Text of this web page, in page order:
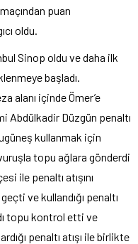
puan
oldu.
Sinop oldu ve daha ilk
başladı.
alanı içinde Ömer’e
Abdülkadir Düzgün penaltı
kullanmak için
topu ağlara gönderdi
ile penaltı atışını
ve kullandığı penaltı
topu kontrol etti ve
penaltı atışı ile birlikte